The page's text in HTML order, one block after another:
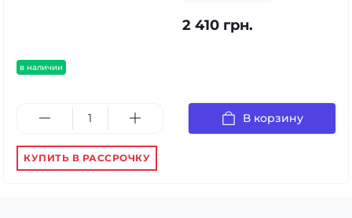
в наличии
2 410 грн.
В корзину
КУПИТЬ В РАССРОЧКУ